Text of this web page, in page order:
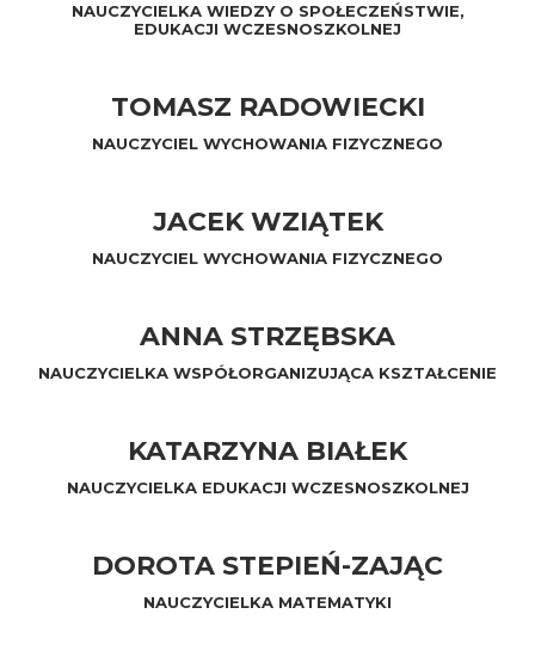
NAUCZYCIELKA WIEDZY O SPOŁECZEŃSTWIE,
EDUKACJI WCZESNOSZKOLNEJ
TOMASZ RADOWIECKI
NAUCZYCIEL WYCHOWANIA FIZYCZNEGO
JACEK WZIĄTEK
NAUCZYCIEL WYCHOWANIA FIZYCZNEGO
ANNA STRZĘBSKA
NAUCZYCIELKA WSPÓŁORGANIZUJĄCA KSZTAŁCENIE
KATARZYNA BIAŁEK
NAUCZYCIELKA EDUKACJI WCZESNOSZKOLNEJ
DOROTA STEPIEŃ-ZAJĄC
NAUCZYCIELKA MATEMATYKI